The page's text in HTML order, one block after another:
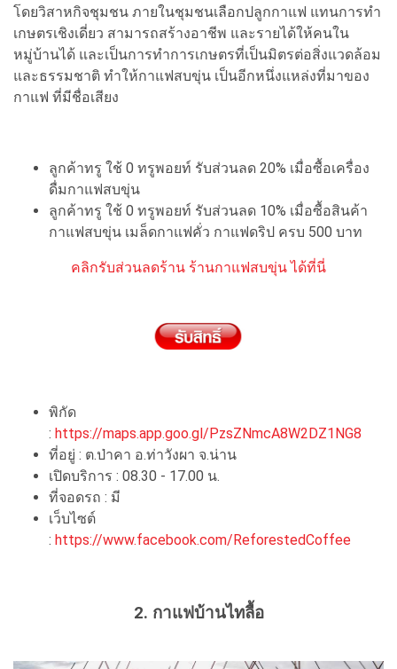
โดยวิสาหกิจชุมชน ภายในชุมชนเลือกปลูกกาแฟ แทนการทำ
เกษตรเชิงเดี่ยว สามารถสร้างอาชีพ และรายได้ให้คนใน
หมู่บ้านได้ และเป็นการทำการเกษตรที่เป็นมิตรต่อสิ่งแวดล้อม
และธรรมชาติ ทำให้กาแฟสบขุ่น เป็นอีกหนึ่งแหล่งที่มาของ
กาแฟ ที่มีชื่อเสียง
ลูกค้าทรู ใช้ 0 ทรูพอยท์ รับส่วนลด 20% เมื่อซื้อเครื่อง
ดื่มกาแฟสบขุ่น
ลูกค้าทรู ใช้ 0 ทรูพอยท์ รับส่วนลด 10% เมื่อซื้อสินค้า
กาแฟสบขุ่น เมล็ดกาแฟคั่ว กาแฟดริป ครบ 500 บาท
คลิกรับส่วนลดร้าน ร้านกาแฟสบขุ่น ได้ที่นี่
พิกัด
: https://maps.app.goo.gl/PzsZNmcA8W2DZ1NG8
ที่อยู่ : ต.ป่าคา อ.ท่าวังผา จ.น่าน
เปิดบริการ : 08.30 - 17.00 น.
ที่จอดรถ : มี
เว็บไซต์
: https://www.facebook.com/ReforestedCoffee
2. กาแฟบ้านไทลื้อ